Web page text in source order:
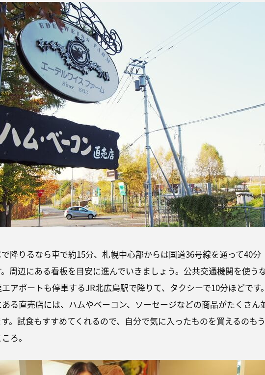
降りるなら車で約15分、札幌中心部からは国道36号線を通って40分
周辺にある看板を目安に進んでいきましょう。公共交通機関を使う
エアポートも停車するJR北広島駅で降りて、タクシーで10分ほどです
る直売店には、ハムやベーコン、ソーセージなどの商品がたくさん
。試食もすすめてくれるので、自分で気に入ったものを買えるのもう
ろ。